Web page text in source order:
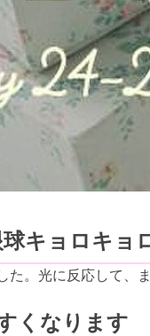
キョロキョ
。光に反応して、
くなります